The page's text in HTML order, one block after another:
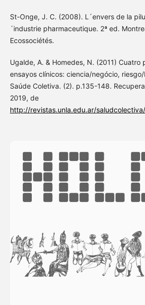
St-Onge, J. C. (2008). L´envers de la
´industrie pharmaceutique. 2ª ed.
Ecossociétés.
Ugalde, A. & Homedes, N. (2011) Cuatro
ensayos clínicos: ciencia/negócio,
Saúde Coletiva. (2). p.135-148.
2019, de
http://revistas.unla.edu.ar/